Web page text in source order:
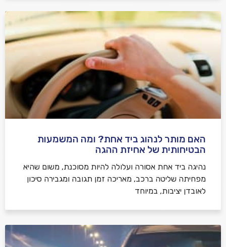
האם מותר לנהוג ביד אחת? ומה המשמעות
הבטיחותית של אחיזת ההגה
נהיגה ביד אחת אסורה ועלולה להיות מסוכנת, משום שהיא
מפחיתה שליטה ברכב, מאריכה זמן תגובה ומגבירה סיכון
לאובדן יציבות, במיוחד